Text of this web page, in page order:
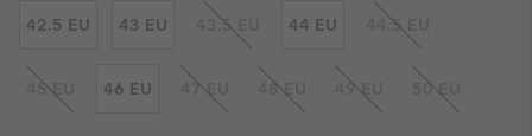
42.5 EU 43 EU 43.5 EU 44 EU 44.5 EU
45 EU 46 EU 47 EU 48 EU 49 EU 50 EU